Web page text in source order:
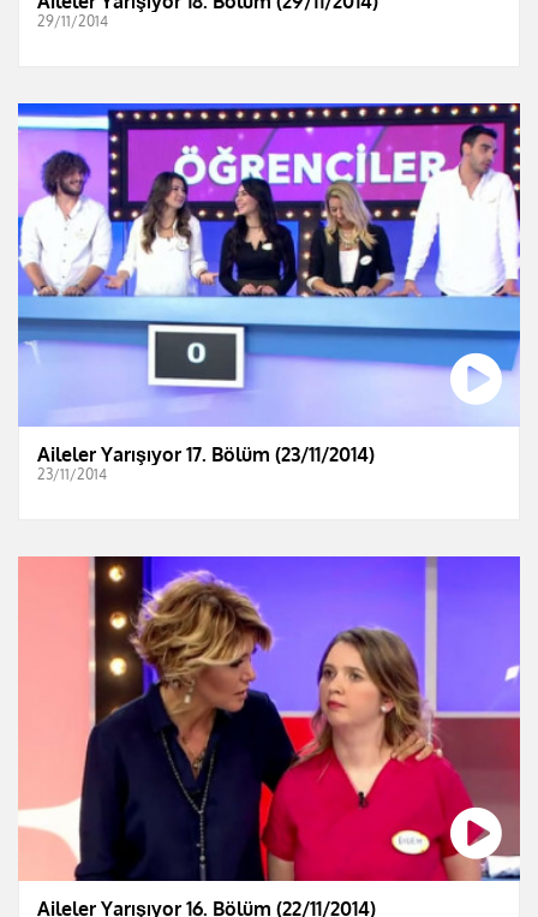
29/11/2014
Aileler Yarışıyor 17. Bölüm (23/11/2014)
23/11/2014
Aileler Yarışıyor 16. Bölüm (22/11/2014)